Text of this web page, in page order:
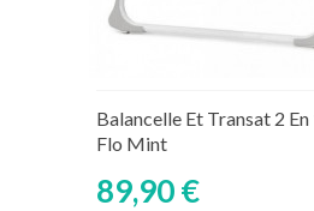
Balancelle Et Transat 2
Flo Mint
89,90 €